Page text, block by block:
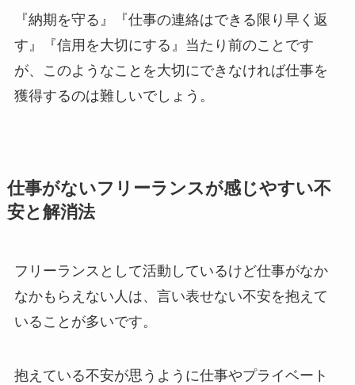
『納期を守る』『仕事の連絡はできる限り早く返
す』『信用を大切にする』当たり前のことです
が、このようなことを大切にできなければ仕事を
獲得するのは難しいでしょう。
仕事がないフリーランスが感じやすい不
安と解消法
フリーランスとして活動しているけど仕事がなか
なかもらえない人は、言い表せない不安を抱えて
いることが多いです。
抱えている不安が思うように仕事やプライベート